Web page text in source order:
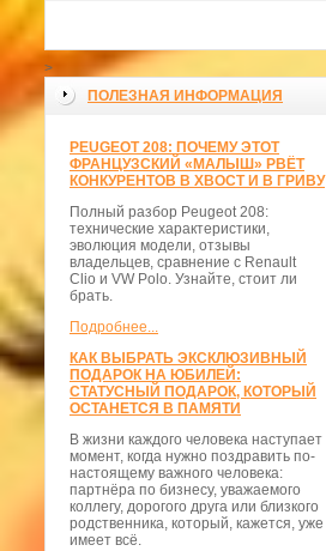
>
ПОЛЕЗНАЯ ИНФОРМАЦИЯ
PEUGEOT 208: ПОЧЕМУ ЭТОТ
ФРАНЦУЗСКИЙ «МАЛЫШ» РВЁТ
КОНКУРЕНТОВ В ХВОСТ И В ГРИВУ
Полный разбор Peugeot 208:
технические характеристики,
эволюция модели, отзывы
владельцев, сравнение с Renault
Clio и VW Polo. Узнайте, стоит ли
брать.
Подробнее...
КАК ВЫБРАТЬ ЭКСКЛЮЗИВНЫЙ
ПОДАРОК НА ЮБИЛЕЙ:
СТАТУСНЫЙ ПОДАРОК, КОТОРЫЙ
ОСТАНЕТСЯ В ПАМЯТИ
В жизни каждого человека наступает
момент, когда нужно поздравить по-
настоящему важного человека:
партнёра по бизнесу, уважаемого
коллегу, дорогого друга или близкого
родственника, который, кажется, уже
имеет всё.